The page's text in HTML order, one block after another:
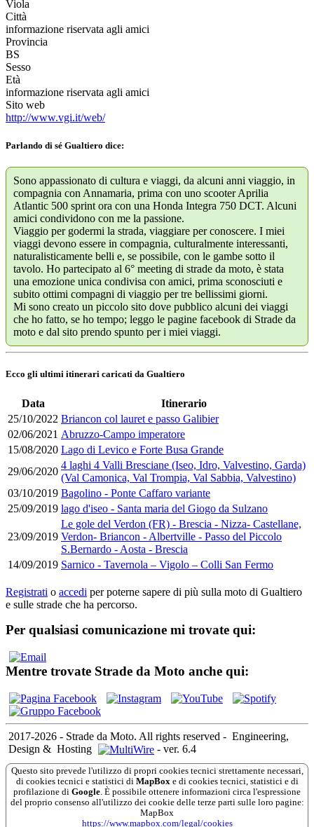
Viola
Città
informazione riservata agli amici
Provincia
BS
Sesso
Età
informazione riservata agli amici
Sito web
http://www.vgi.it/web/
Parlando di sé Gualtiero dice:
Sono appassionato di cultura e viaggi, da alcuni anni viaggio, in
compagnia con Annamaria, prima con uno scooter Aprilia
Atlantic 500 sprint ora con una Honda Integra 750 DCT. Alcuni
amici condividono con me la passione.
Viaggio per godermi la strada, viaggiare per conoscere. I miei
viaggi devono essere in compagnia, culturalmente interessanti,
naturalisticamente belli e, se possibile, con le gambe sotto il
tavolo. Ho partecipato al 6° meeting di strade da moto, è stata
una emozione unica condivisa con amici, prima sconosciuti e
subito ottimi compagni di viaggio per tre bellissimi giorni.
Mi sono creato un piccolo sito dove pubblico alcuni dei viaggi
che ho fatto, se ho tempo; leggo le pagine facebook di Strade da
moto e dal sito prendo spunto per i miei viaggi.
Ecco gli ultimi itinerari caricati da Gualtiero
Data
Itinerario
25/10/2022 Briancon col lauret e passo Galibier
02/06/2021 Abruzzo-Campo imperatore
15/08/2020 Lago di Levico e Forte Busa Grande
29/06/2020
4 laghi 4 Valli Bresciane (Iseo, Idro, Valvestino, Garda)
(Val Camonica, Val Trompia, Val Sabbia, Valvestino)
03/10/2019 Bagolino - Ponte Caffaro variante
25/09/2019 lago d'iseo - Santa maria del Giogo da Sulzano
23/09/2019
Le gole del Verdon (FR) - Brescia - Nizza- Castellane,
Verdon- Briancon - Albertville - Passo del Piccolo
S.Bernardo - Aosta - Brescia
14/09/2019 Sarnico - Tavernola – Vigolo – Colli San Fermo
Registrati o accedi per poterne sapere di più sulla moto di Gualtiero
e sulle strade che ha percorso.
Per qualsiasi comunicazione mi trovate qui:
Mentre trovate Strade da Moto anche qui:
2017-2026 - Strade da Moto. All rights reserved - Engineering,
Design & Hosting - ver. 6.4
Questo sito prevede l'utilizzo di propri cookies tecnici strettamente necessari,
di cookies tecnici e statistici di MapBoxe di cookies tecnici, statistici e di
profilazione di Google. È possibile ottenere informazioni circa l'espressione
del proprio consenso all'utilizzo dei cookie delle terze parti sulle loro pagine:
MapBox
https://www.mapbox.com/legal/cookies